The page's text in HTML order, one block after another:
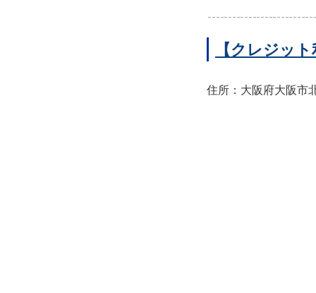
【クレジッ
住所：大阪府大阪市